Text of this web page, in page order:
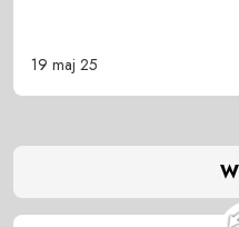
19 maj 25